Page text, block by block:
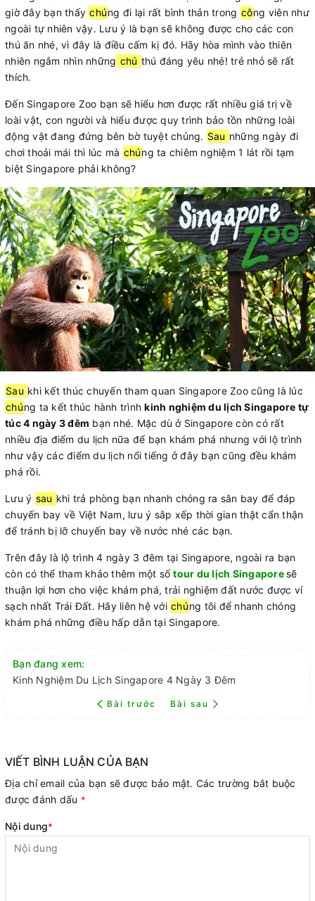
giờ đây bạn thấy chúng đi lại rất bình thản trong công viên như
ngoài tự nhiên vậy. Lưu ý là bạn sẽ không được cho các con
thú ăn nhé, vì đây là điều cấm kị đó. Hãy hòa mình vào thiên
nhiên ngắm nhìn những chú thú đáng yêu nhé! trẻ nhỏ sẽ rất
thích.
Đến Singapore Zoo bạn sẽ hiểu hơn được rất nhiều giá trị về
loài vật, con người và hiểu được quy trình bảo tồn những loài
động vật đang đứng bên bờ tuyệt chủng. Sau những ngày đi
chơi thoải mái thì lúc mà chúng ta chiêm nghiệm 1 lát rồi tạm
biệt Singapore phải không?
Sau khi kết thúc chuyến tham quan Singapore Zoo cũng là lúc
chúng ta kết thúc hành trìnhkinh nghiệm du lịch Singapore tự
túc 4 ngày 3 đêm bạn nhé. Mặc dù ở Singapore còn có rất
nhiều địa điểm du lịch nữa để bạn khám phá nhưng với lộ trình
như vậy các điểm du lịch nổi tiếng ở đây bạn cũng đều khám
phá rồi.
Lưu ý sau khi trả phòng bạn nhanh chóng ra sân bay để đáp
chuyến bay về Việt Nam, lưu ý sắp xếp thời gian thật cẩn thận
để tránh bị lỡ chuyến bay về nước nhé các bạn.
Trên đây là lộ trình 4 ngày 3 đêm tại Singapore, ngoài ra bạn
còn có thể tham khảo thêm một sốtour du lịch Singapore sẽ
thuận lợi hơn cho việc khám phá, trải nghiệm đất nước được ví
sạch nhất Trái Đất. Hãy liên hệ với chúng tôi để nhanh chóng
khám phá những điều hấp dẫn tại Singapore.
Bạn đang xem:
Kinh Nghiệm Du Lịch Singapore 4 Ngày 3 Đêm
Bài trước Bài sau
VIẾT BÌNH LUẬN CỦA BẠN
Địa chỉ email của bạn sẽ được bảo mật. Các trường bắt buộc
được đánh dấu *
Nội dung*